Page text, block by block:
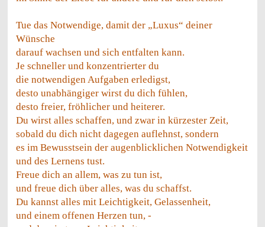
Tue das Notwendige, damit der „Luxus“ deiner
Wünsche
darauf wachsen und sich entfalten kann.
Je schneller und konzentrierter du
die notwendigen Aufgaben erledigst,
desto unabhängiger wirst du dich fühlen,
desto freier, fröhlicher und heiterer.
Du wirst alles schaffen, und zwar in kürzester Zeit,
sobald du dich nicht dagegen auflehnst, sondern
es im Bewusstsein der augenblicklichen Notwendigkeit
und des Lernens tust.
Freue dich an allem, was zu tun ist,
und freue dich über alles, was du schaffst.
Du kannst alles mit Leichtigkeit, Gelassenheit,
und einem offenen Herzen tun, -